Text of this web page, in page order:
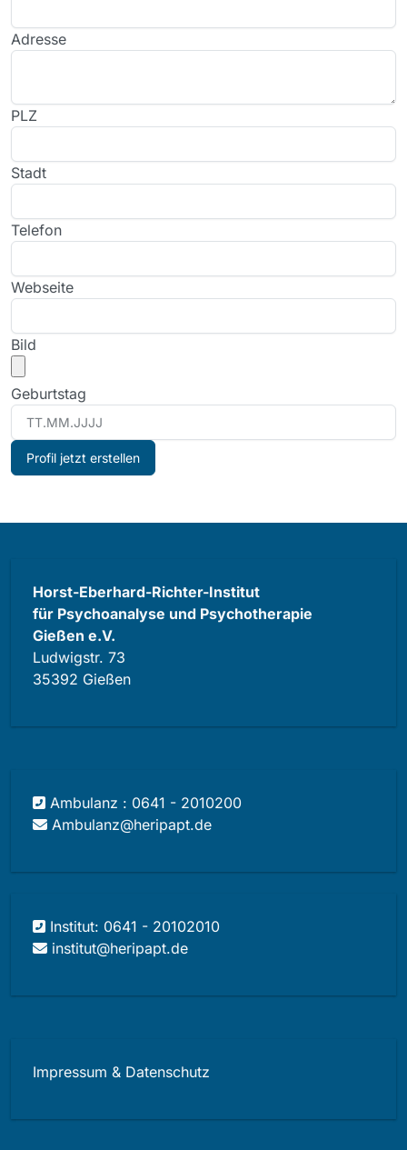
Adresse
PLZ
Stadt
Telefon
Webseite
Bild
Geburtstag
Horst-Eberhard-Richter-Institut
für Psychoanalyse und Psychotherapie
Gießen e.V.
Ludwigstr. 73
35392 Gießen
Ambulanz : 0641 - 2010200
Ambulanz@heripapt.de
Institut: 0641 - 20102010
institut@heripapt.de
Impressum & Datenschutz